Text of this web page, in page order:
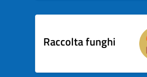
Raccolta funghi